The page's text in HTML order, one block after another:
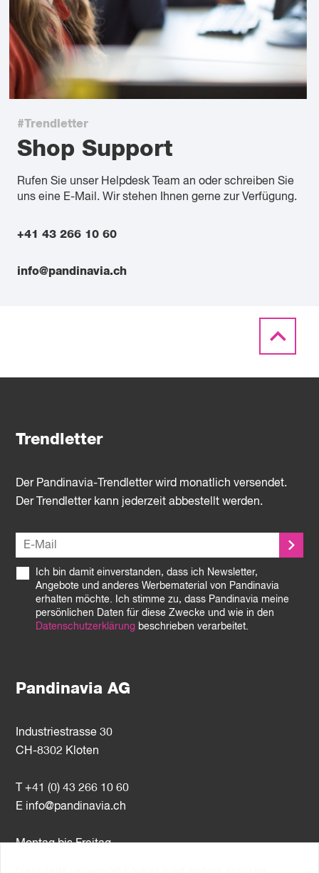
#Trendletter
Shop Support
Rufen Sie unser Helpdesk Team an oder schreiben Sie
uns eine E-Mail. Wir stehen Ihnen gerne zur Verfügung.
+41 43 266 10 60
info@pandinavia.ch
Pandinavia AG
Industriestrasse 30
CH-8302 Kloten
T +41 (0) 43 266 10 60
E info@pandinavia.ch
Montag bis Freitag
Trendletter
Der Pandinavia-Trendletter wird monatlich versendet.
Der Trendletter kann jederzeit abbestellt werden.
Ich bin damit einverstanden, dass ich Newsletter,
Angebote und anderes Werbematerial von Pandinavia
erhalten möchte. Ich stimme zu, dass Pandinavia meine
persönlichen Daten für diese Zwecke und wie in den
Datenschutzerklärung beschrieben verarbeitet.